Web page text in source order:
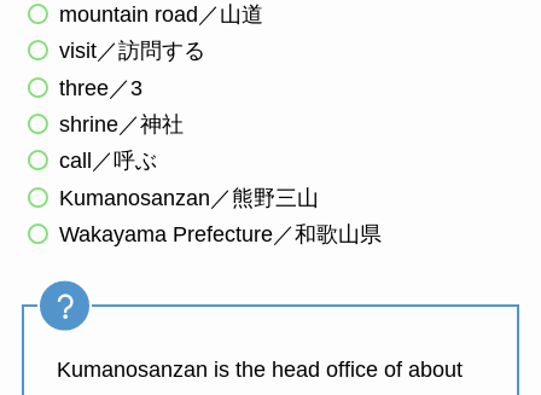
mountain road／山道
visit／訪問する
three／3
shrine／神社
call／呼ぶ
Kumanosanzan／熊野三山
Wakayama Prefecture／和歌山県
Kumanosanzan is the head office of about